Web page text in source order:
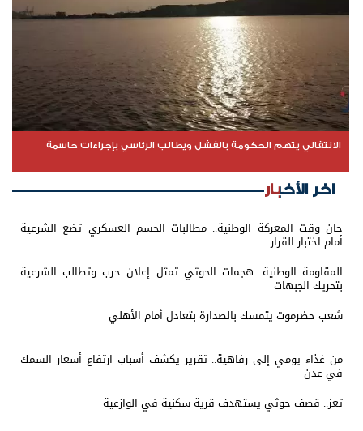
الانتقالي يتهم الحكومة بالفشل ويطالب الرئاسي بإجراءات حاسمة
اخر الأخبار
حان وقت المعركة الوطنية.. مطالبات الحسم العسكري تضع الشرعية
أمام اختبار القرار
المقاومة الوطنية: هجمات الحوثي تمثل إعلان حرب وتطالب الشرعية
بتحريك الجبهات
شعب حضرموت يتمسك بالصدارة بتعادل أمام الأهلي
من غذاء يومي إلى رفاهية.. تقرير يكشف أسباب ارتفاع أسعار السمك
في عدن
تعز.. قصف حوثي يستهدف قرية سكنية في الوازعية